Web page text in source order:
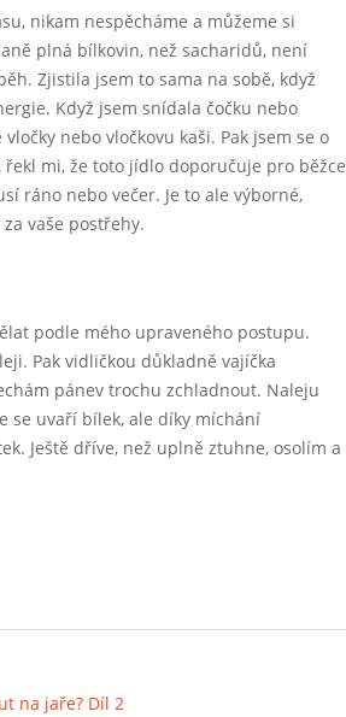
nikam nespěcháme a můžeme si
plná bílkovin, než sacharidů, není
Zjistila jsem to sama na sobě, když
Když jsem snídala čočku nebo
nebo vločkovu kaši. Pak jsem se o
mi, že toto jídlo doporučuje pro běžce
ráno nebo večer. Je to ale výborné,
vaše postřehy.
podle mého upraveného postupu.
Pak vidličkou důkladně vajíčka
pánev trochu zchladnout. Naleju
se uvaří bílek, ale díky míchání
Ještě dříve, než uplně ztuhne, osolím a
na jaře? Díl 2